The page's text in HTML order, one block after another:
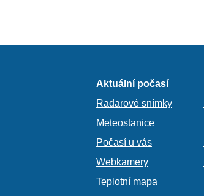
Aktuální počasí
Radarové snímky
Meteostanice
Počasí u vás
Webkamery
Teplotní mapa